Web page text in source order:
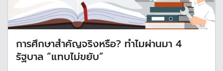
การศึกษาสำคัญจริงหรือ? ทำไมผ่านมา 4
รัฐบาล “แทบไม่ขยับ”